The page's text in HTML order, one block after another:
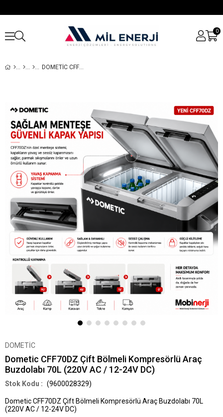
0
DOMETIC CFF70DZ ÇIFT BÖLMELI KOMPRESÖRLÜ ARAÇ BUZDOLABI 70L (220V AC / 12-24V DC)
DOMETİC
Dometic CFF70DZ Çift Bölmeli Kompresörlü Araç
Buzdolabı 70L (220V AC / 12-24V DC)
(9600028329)
Dometic CFF70DZ Çift Bölmeli Kompresörlü Araç Buzdolabı 70L
(220V AC / 12-24V DC)